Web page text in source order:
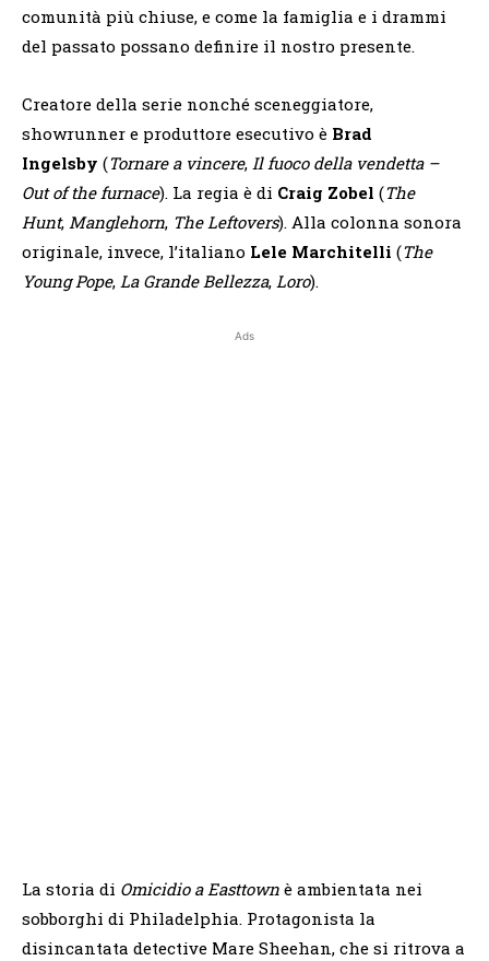
comunità più chiuse, e come la famiglia e i drammi
del passato possano definire il nostro presente.
Creatore della serie nonché sceneggiatore,
showrunner e produttore esecutivo è Brad
Ingelsby (Tornare a vincere, Il fuoco della vendetta –
Out of the furnace). La regia è di Craig Zobel (The
Hunt, Manglehorn, The Leftovers). Alla colonna sonora
originale, invece, l’italiano Lele Marchitelli (The
Young Pope, La Grande Bellezza, Loro).
Ads
La storia di Omicidio a Easttown è ambientata nei
sobborghi di Philadelphia. Protagonista la
disincantata detective Mare Sheehan, che si ritrova a